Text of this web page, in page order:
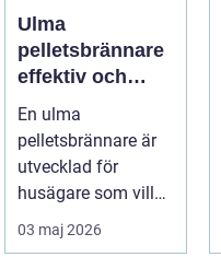
Ulma
pelletsbrännare
effektiv och
trygg värme för
svenska hem
En ulma
pelletsbrännare är
utvecklad för
husägare som vill
ha en driftsäker och
ekonomisk
03 maj 2026